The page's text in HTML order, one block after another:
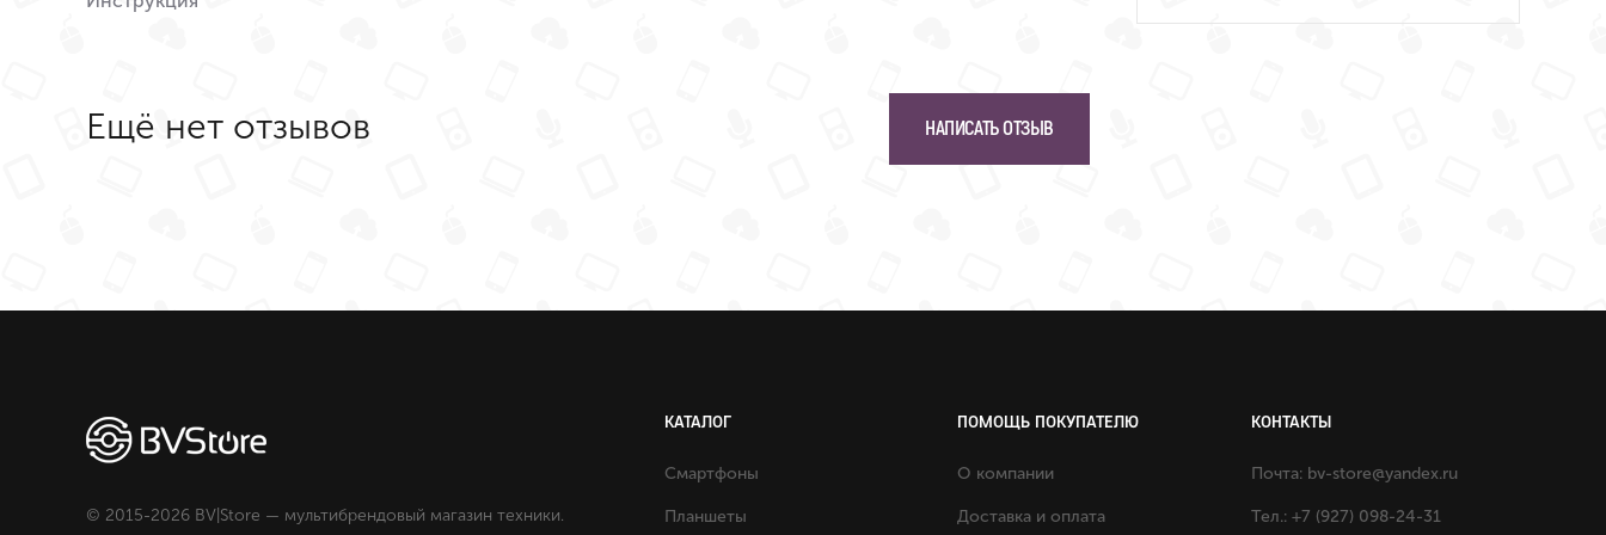
Ещё нет отзывов НАПИСАТЬ ОТЗЫВ
© 2015-2026 BV|Store — мультибрендовый магазин техники.
КАТАЛОГ
Смартфоны
Планшеты
ПОМОЩЬ ПОКУПАТЕЛЮ
О компании
Доставка и оплата
КОНТАКТЫ
Почта: bv-store@yandex.ru
Тел.: +7 (927) 098-24-31